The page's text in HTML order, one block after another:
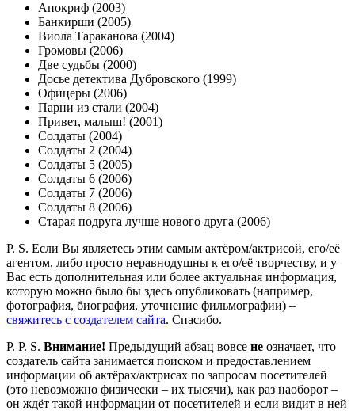
Апокриф (2003)
Банкирши (2005)
Виола Тараканова (2004)
Громовы (2006)
Две судьбы (2000)
Досье детектива Дубровского (1999)
Офицеры (2006)
Парни из стали (2004)
Привет, малыш! (2001)
Солдаты (2004)
Солдаты 2 (2004)
Солдаты 5 (2005)
Солдаты 6 (2006)
Солдаты 7 (2006)
Солдаты 8 (2006)
Старая подруга лучше нового друга (2006)
P. S. Если Вы являетесь этим самым актёром/актрисой, его/её
агентом, либо просто неравнодушны к его/её творчеству, и у
Вас есть дополнительная или более актуальная информация,
которую можно было бы здесь опубликовать (например,
фотография, биография, уточнение фильмографии) –
свяжитесь с создателем сайта. Спасибо.
P. P. S. Внимание! Предыдущий абзац вовсе не означает, что
создатель сайта занимается поиском и предоставлением
информации об актёрах/актрисах по запросам посетителей
(это невозможно физически – их тысячи), как раз наоборот –
он ждёт такой информации от посетителей и если видит в ней